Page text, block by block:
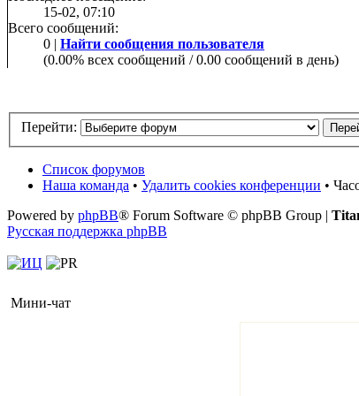
15-02, 07:10
Всего сообщений:
0 | Найти сообщения пользователя
(0.00% всех сообщений / 0.00 сообщений в день)
Перейти:
Список форумов
Наша команда • Удалить cookies конференции •
Powered by phpBB® Forum Software © phpBB Group |
Русская поддержка phpBB
Мини-чат